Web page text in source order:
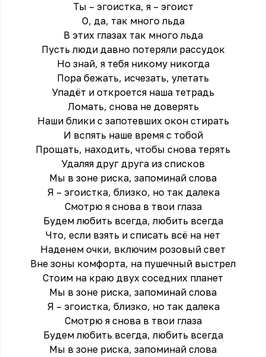
Ты – эгоистка, я – эгоист
О, да, так много льда
В этих глазах так много льда
Пусть люди давно потеряли рассудок
Но знай, я тебя никому никогда
Пора бежать, исчезать, улетать
Упадёт и откроется наша тетрадь
Ломать, снова не доверять
Наши блики с запотевших окон стирать
И вспять наше время с тобой
Прощать, находить, чтобы снова терять
Удаляя друг друга из списков
Мы в зоне риска, запоминай слова
Я – эгоистка, близко, но так далека
Смотрю я снова в твои глаза
Будем любить всегда, любить всегда
Что, если взять и списать всё на нет
Наденем очки, включим розовый свет
Вне зоны комфорта, на пушечный выстрел
Стоим на краю двух соседних планет
Мы в зоне риска, запоминай слова
Я – эгоистка, близко, но так далека
Смотрю я снова в твои глаза
Будем любить всегда, любить всегда
Мы в зоне риска, запоминай слова